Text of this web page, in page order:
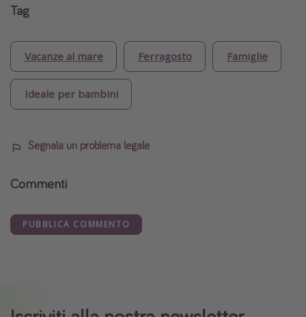
Tag
Vacanze al mare Ferragosto Famiglie
Ideale per bambini
Segnala un problema legale
Commenti
PUBBLICA COMMENTO